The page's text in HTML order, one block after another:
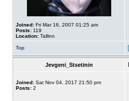
Joined: Fri Mar 16, 2007 01:25 am
Posts: 119
Location: Tallinn
Top
Jevgeni_Stsetinin
Joined: Sat Nov 04, 2017 21:50 pm
Posts: 2